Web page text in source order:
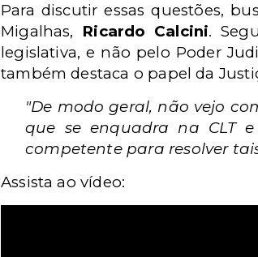
Para discutir essas questões,
Migalhas, Ricardo Calcini.
legislativa, e não pelo Poder
também destaca o papel da
"De modo geral, não vejo
que se enquadra na CLT
competente para resolver
Assista ao vídeo: